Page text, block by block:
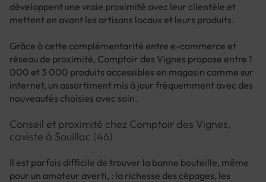
développent une vraie proximité avec leur clientèle et
mettent en avant les artisans locaux et leurs produits.
Grâce à cette complémentarité entre e-commerce et
réseau de proximité, Comptoir des Vignes propose entre 1
000 et 3 000 produits accessibles en magasin comme sur
internet, un assortiment mis à jour fréquemment avec des
nouveautés choisies avec soin.
Conseil et proximité chez Comptoir des Vignes,
caviste à Souillac (46)
Il est parfois difficile de trouver la bonne bouteille, même
pour un amateur averti, : la richesse des cépages, les